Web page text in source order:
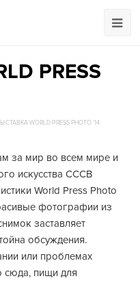
PRESS
WORLD PRESS PHOTO ’14
за мир во всем мире и
искусства CCCB
World Press Photo
фотографии из
заставляет
обсуждения.
или проблемах
сюда, пищи для